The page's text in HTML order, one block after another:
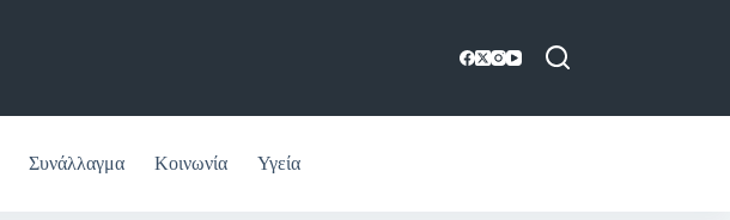
Συνάλλαγμα Κοινωνία Υγεία